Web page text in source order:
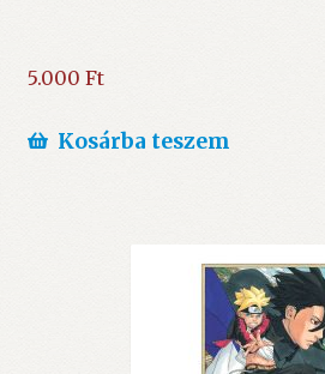
5.000 Ft
Kosárba teszem